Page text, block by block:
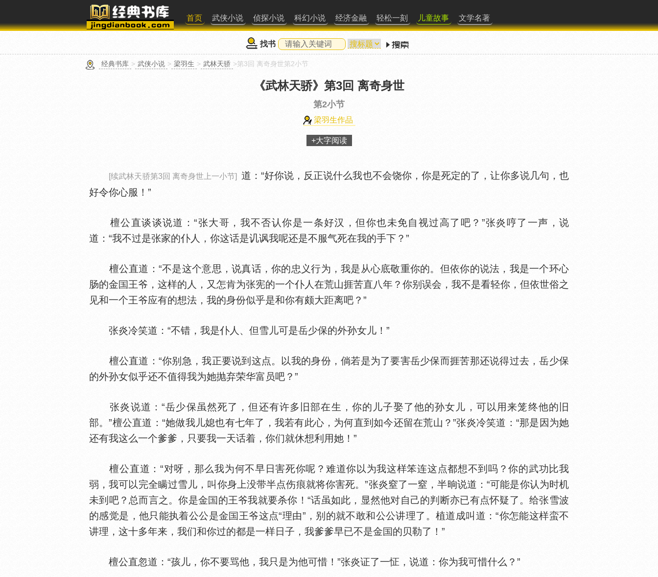
首页 武侠小说 侦探小说 科幻小说 经济金融 轻松一刻 儿童故事 文学名著
找书
经典书库 > 武侠小说 > 梁羽生 > 武林天骄 >第3回 离奇身世第2小节
《武林天骄》 第3回 离奇身世
第2小节
梁羽生作品
+大字阅读
[续武林天骄第3回 离奇身世上一小节]
道：“好你说，反正说什么我也不会饶你，你是死定的了，让你多说几句，也
好令你心服！”
檀公直谈谈说道：“张大哥，我不否认你是一条好汉，但你也未免自视过高了吧？”张炎哼了一声，说
道：“我不过是张家的仆人，你这话是讥讽我呢还是不服气死在我的手下？”
檀公直道：“不是这个意思，说真话，你的忠义行为，我是从心底敬重你的。但依你的说法，我是一个环心
肠的金
王爷，这样的人，又怎肯为张宪的一个仆人在荒山捱苦直八年？你别误会，我不是看轻你，但依世俗之
见和一个王爷应有的想法，我的身份似乎是和你有颇大距离吧？”
张炎冷笑道：“不错，我是仆人、但雪儿可是岳少保的外孙女儿！”
檀公直道：“你别急，我正要说到这点。以我的身份，倘若是为了要害岳少保而捱苦那还说得过去，岳少保
的外孙女似乎还不值得我为她抛弃荣华富员吧？”
张炎说道：“岳少保虽然死了，但还有许多旧部在生，你的儿子娶了他的孙女儿，可以用来笼终他的旧
部。”檀公直道：“她做我儿媳也有七年了，我若有此心，为何直到如今还留在荒山？”张炎冷笑道：“那是因为她
还有我这么一个爹爹，只要我一天话着，你们就休想利用她！”
檀公直道：“对呀，那么我为何不早日害死你呢？难道你以为我这样笨连这点都想不到吗？你的武功比我
弱，我可以完全瞒过雪儿，叫你身上没带半点伤痕就将你害死。”张炎窒了一窒，半晌说道：“可能是你认为时机
未到吧？总而言之。你是金
的王爷我就要杀你！“话虽如此，显然他对自己的判断亦已有点怀疑了。给张雪波
的感觉是，他只能执着公公是金
王爷这点“理由”，别的就不敢和公公讲理了。植道成叫道：“你怎能这样蛮不
讲理，这十多年来，我们和你过的都是一样日子，我爹爹早已不是金
的贝勒了！”
檀公直忽道：“孩儿，你不要骂他，我只是为他可惜！”张炎证了一怔，说道：你为我可惜什么？”